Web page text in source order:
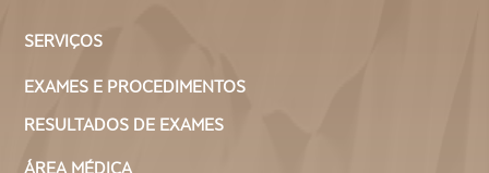
1. VDRL no sangue
O VDRL no sangue é a forma mais comum do exame,
usado principalmente para triagem da sífilis, exames de
rotina, pré-natal e acompanhamento do tratamento.
SERVIÇOS
EXAMES E PROCEDIMENTOS
RESULTADOS DE EXAMES
ÁREA MÉDICA